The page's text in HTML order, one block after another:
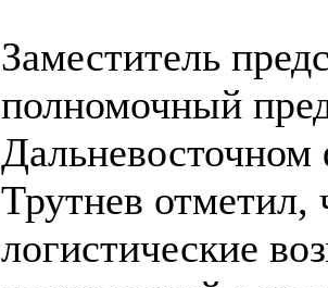
Заместитель
полномочный
Трутнев
логистические